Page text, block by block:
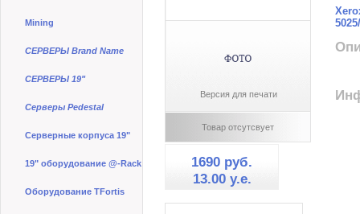
Mining
СЕРВЕРЫ Brand Name
СЕРВЕРЫ 19"
Серверы Pedestal
Серверные корпуса 19"
19" оборудование @-Rack
Оборудование TFortis
Версия для печати
Товар отсутсвует
1690 руб.
13.00 y.e.